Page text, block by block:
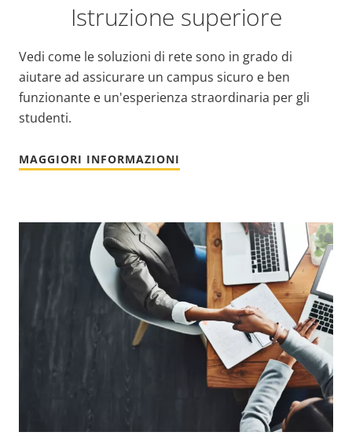
Istruzione superiore
Vedi come le soluzioni di rete sono in grado di
aiutare ad assicurare un campus sicuro e ben
funzionante e un'esperienza straordinaria per gli
studenti.
MAGGIORI INFORMAZIONI